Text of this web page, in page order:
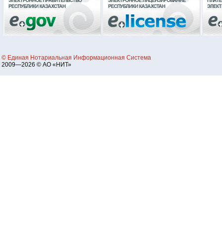
© Единая Нотариальная Информационная Система
2009—2026 © АО «НИТ»